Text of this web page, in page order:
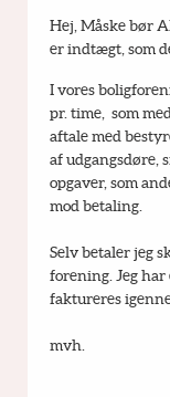
Hej, Måske bør
er indtægt, som
I vores
pr. time,  som
aftale med
af udgangsdøre,
opgaver, som
mod betaling.
Selv betaler jeg
forening. Jeg
faktureres
mvh.